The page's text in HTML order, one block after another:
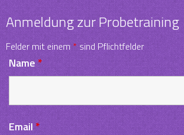
Anmeldung zur Probetraining
Felder mit einem *sind Pflichtfelder
Name*
Email*